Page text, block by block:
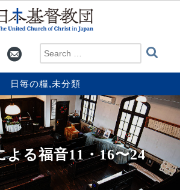
日毎の糧,未分類
よる福音11・16〜24